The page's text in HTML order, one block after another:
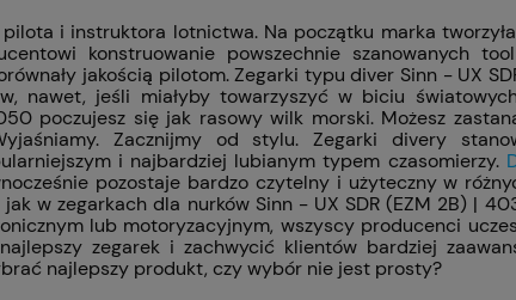
i instruktora lotnictwa. Na początku marka
konstruowanie powszechnie szanowanych
jakością pilotom. Zegarki typu diver Sinn - UX
nawet, jeśli miałyby towarzyszyć w biciu
poczujesz się jak rasowy wilk morski. Możesz
Zacznijmy od stylu. Zegarki divery
i najbardziej lubianym typem czasomierzy.
pozostaje bardzo czytelny i użyteczny w
w zegarkach dla nurków Sinn - UX SDR (EZM 2B) |
lub motoryzacyjnym, wszyscy producenci
zegarek i zachwycić klientów bardziej
najlepszy produkt, czy wybór nie jest prosty?